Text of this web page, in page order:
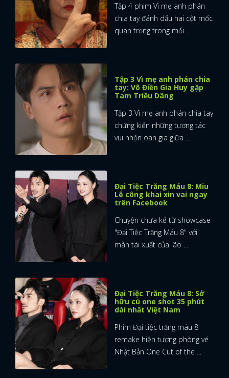
Tập 4 phim Vì mẹ anh phán
chia tay đánh dấu hai cột mốc
quan trọng trong mối ...
Tập 3 Vì mẹ anh phán chia
tay: Võ Điền Gia Huy gặp
Tam Triều Dâng
Tập 3 Vì mẹ anh phán chia tay
chứng kiến những tương tác
vui nhộn oan gia giữa ...
Đại Tiệc Trăng Máu 8: Miu
Lê công khai xin vai ngay
trên Facebook
Chuyện chưa kể từ showcase
"Đại Tiệc Trăng Máu 8" với
màn tái xuất của lão ...
Đại Tiệc Trăng Máu 8: Sở
hữu cú one shot 35 phút
dài nhất Việt Nam
Phim Đại tiệc trăng máu 8
remake hiện tượng phòng vé
Nhật Bản One Cut of the ...